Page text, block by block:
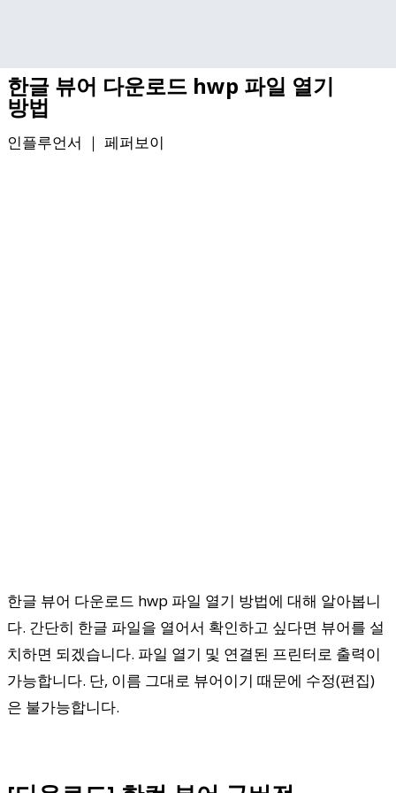
한글 뷰어 다운로드 hwp 파일 열기
방법
인플루언서 ｜ 페퍼보이
한글 뷰어 다운로드 hwp 파일 열기 방법에 대해 알아봅니
다. 간단히 한글 파일을 열어서 확인하고 싶다면 뷰어를 설
치하면 되겠습니다. 파일 열기 및 연결된 프린터로 출력이
가능합니다. 단, 이름 그대로 뷰어이기 때문에 수정(편집)
은 불가능합니다.